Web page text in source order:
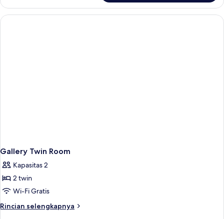
Kamar
Gallery Twin Room
Kapasitas 2
2 twin
Wi-Fi Gratis
Rincian selengkapnya
Rincian